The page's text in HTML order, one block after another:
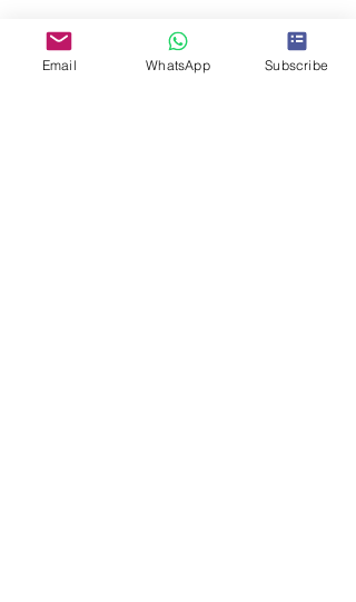
Email WhatsApp Subscribe